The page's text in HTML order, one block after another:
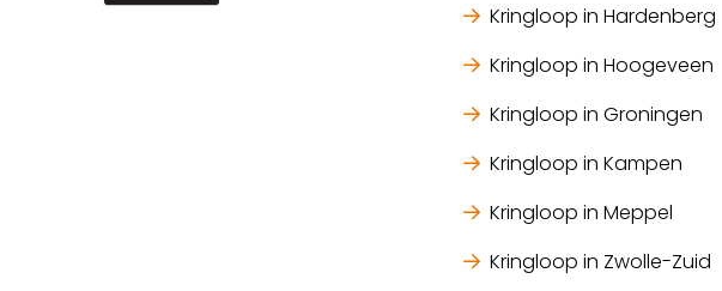
Kringloop in Hardenberg
Kringloop in Hoogeveen
Kringloop in Groningen
Kringloop in Kampen
Kringloop in Meppel
Kringloop in Zwolle-Zuid